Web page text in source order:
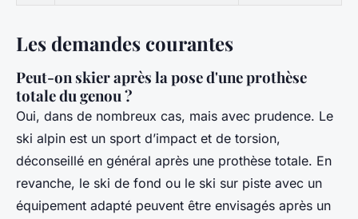
Les demandes courantes
Peut-on skier après la pose d'une prothèse
totale du genou ?
Oui, dans de nombreux cas, mais avec prudence. Le
ski alpin est un sport d’impact et de torsion,
déconseillé en général après une prothèse totale. En
revanche, le ski de fond ou le ski sur piste avec un
équipement adapté peuvent être envisagés après un